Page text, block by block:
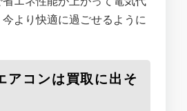
より快適に過ごせるように
アコンは買取に出そ